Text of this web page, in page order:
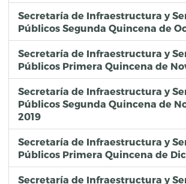
Secretaría de Infraestructura y
Públicos Segunda Quincena de
Secretaría de Infraestructura y
Públicos Primera Quincena de
Secretaría de Infraestructura y
Públicos Segunda Quincena de
2019
Secretaría de Infraestructura y
Públicos Primera Quincena de
Secretaría de Infraestructura y